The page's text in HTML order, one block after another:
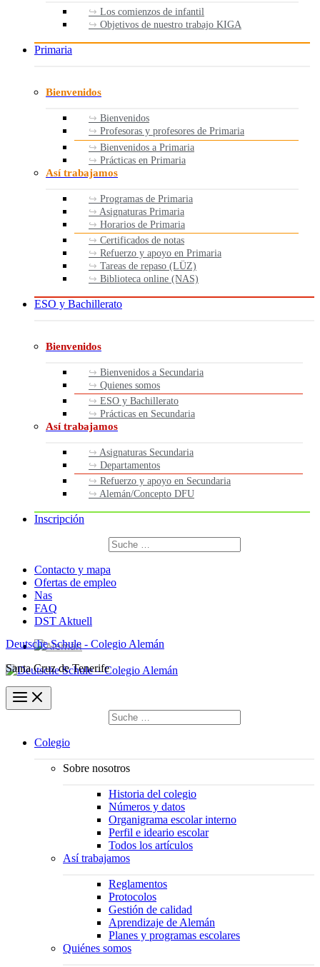
Los comienzos de infantil
Objetivos de nuestro trabajo KIGA
Primaria
Bienvenidos
Bienvenidos
Profesoras y profesores de Primaria
Bienvenidos a Primaria
Prácticas en Primaria
Así trabajamos
Programas de Primaria
Asignaturas Primaria
Horarios de Primaria
Certificados de notas
Refuerzo y apoyo en Primaria
Tareas de repaso (LÜZ)
Biblioteca online (NAS)
ESO y Bachillerato
Bienvenidos
Bienvenidos a Secundaria
Quienes somos
ESO y Bachillerato
Prácticas en Secundaria
Así trabajamos
Asignaturas Secundaria
Departamentos
Refuerzo y apoyo en Secundaria
Alemán/Concepto DFU
Inscripción
Buscar
por:
Contacto y mapa
Ofertas de empleo
Nas
FAQ
DST Aktuell
Deutsche Schule - Colegio Alemán
Santa Cruz de Tenerife
Buscar
por:
Colegio
Sobre nosotros
Historia del colegio
Números y datos
Organigrama escolar interno
Perfil e ideario escolar
Todos los artículos
Así trabajamos
Reglamentos
Protocolos
Gestión de calidad
Aprendizaje de Alemán
Planes y programas escolares
Quiénes somos